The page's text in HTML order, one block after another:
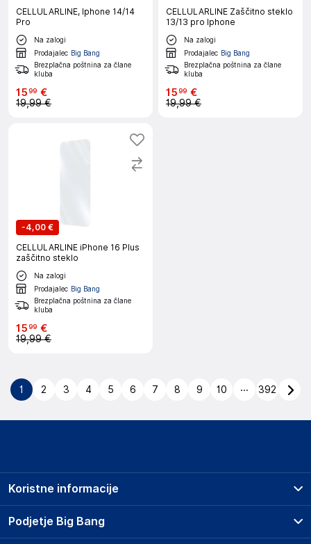
CELLULARLINE, Iphone 14/14
Pro
Na zalogi
Prodajalec Big Bang
Brezplačna poštnina za člane
kluba
1599 €
19,99 €
CELLULARLINE Zaščitno steklo
13/13 pro Iphone
Na zalogi
Prodajalec Big Bang
Brezplačna poštnina za člane
kluba
1599 €
19,99 €
-4,00 €
CELLULARLINE iPhone 16 Plus
zaščitno steklo
Na zalogi
Prodajalec Big Bang
Brezplačna poštnina za člane
kluba
1599 €
19,99 €
1 2 3 4 5 6 7 8 9 10 ... 392
Podjetje Big Bang
Koristne informacije
Prodajna mesta